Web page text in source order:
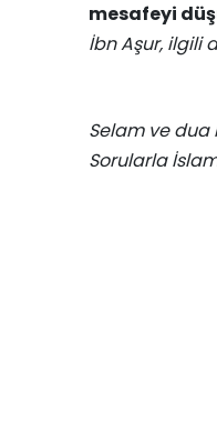
mesafeyi
İbn Aşur, ilgili
Selam ve dua
Sorularla